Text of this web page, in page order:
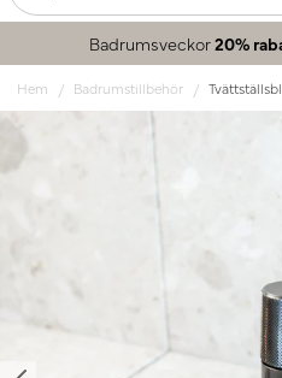
Badrumsveckor20%
Hem Badrumstillbehör